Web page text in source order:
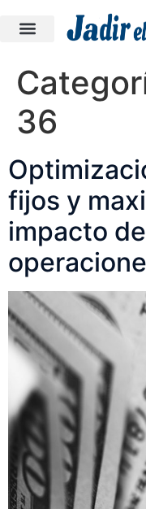
36
fijos y
impacto